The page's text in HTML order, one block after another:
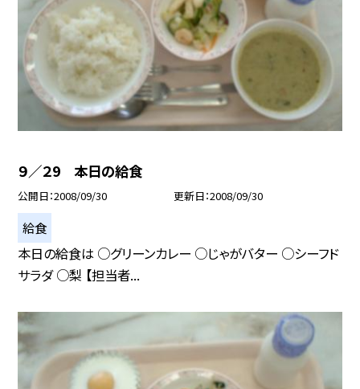
９／２9 本日の給食
公開日 2008/09/30 更新日 2008/09/30
給食
本日の給食は ○グリーンカレー ○じゃがバター ○シーフド
サラダ ○梨 【担当者...